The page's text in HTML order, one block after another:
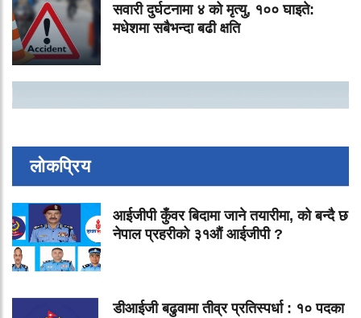
सवारी दुर्घटनामा ४ को मृत्यु, १०० घाइते:
मधेशमा सबैभन्दा बढी क्षति
लोकप्रिय
आईजीपी कुँवर बिदामा जाने तयारीमा, को बन्दै छ
नेपाल प्रहरीको ३१औं आईजीपी ?
डीआईजी बढुवामा तीव्र प्रतिस्पर्धा : १० पदका